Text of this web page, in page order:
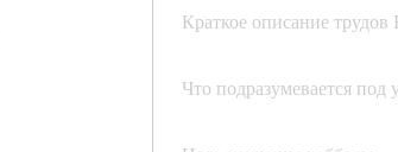
Краткое описание трудов
Что подразумевается под